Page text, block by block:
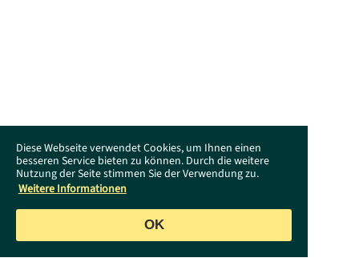
Diese Webseite verwendet Cookies, um Ihnen einen
besseren Service bieten zu können. Durch die weitere
Nutzung der Seite stimmen Sie der Verwendung zu.
Weitere Informationen
OK